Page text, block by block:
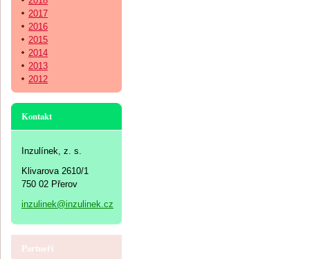
2017
2016
2015
2014
2013
2012
Kontakt
Inzulínek, z. s.
Klivarova 2610/1
750 02 Přerov
inzulinek@inzulinek.cz
Partneři